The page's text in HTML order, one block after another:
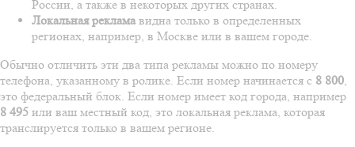
России, а также в некоторых других странах.
Локальная рекламавидна только в определенных
регионах, например, в Москве или в вашем городе.
Обычно отличить эти два типа рекламы можно по номеру
телефона, указанному в ролике. Если номер начинается с 8 800
это федеральный блок. Если номер имеет код города, например
8 495 или ваш местный код, это локальная реклама, которая
транслируется только в вашем регионе.